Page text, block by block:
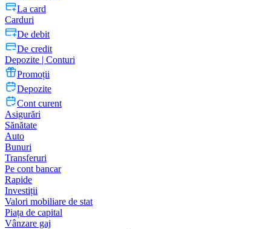
La card
Carduri
De debit
De credit
Depozite | Conturi
Promoții
Depozite
Cont curent
Asigurări
Sănătate
Auto
Bunuri
Transferuri
Pe cont bancar
Rapide
Investiții
Valori mobiliare de stat
Piața de capital
Vânzare gaj